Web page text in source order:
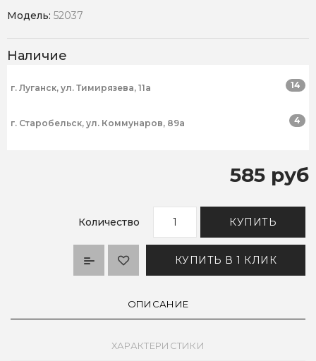
Модель: 52037
Наличие
г. Луганск, ул. Тимирязева, 11а 14
г. Старобельск, ул. Коммунаров, 89а 4
585 руб
Количество КУПИТЬ
КУПИТЬ В 1 КЛИК
ОПИСАНИЕ
ХАРАКТЕРИСТИКИ